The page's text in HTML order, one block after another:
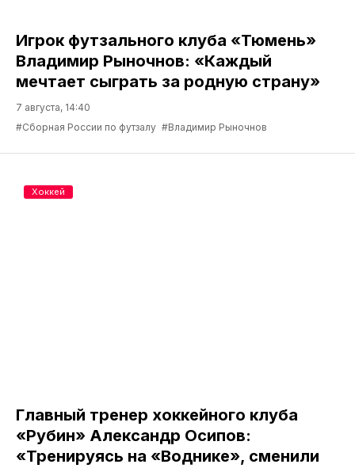
Игрок футзального клуба «Тюмень»
Владимир Рыночнов: «Каждый
мечтает сыграть за родную страну»
7 августа, 14:40
#Сборная России по футзалу #Владимир Рыночнов
Главный тренер хоккейного клуба
«Рубин» Александр Осипов:
«Тренируясь на «Воднике», сменили
Хоккей